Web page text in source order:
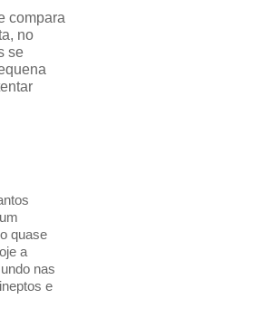
compara
no
se
quase
a
nas
e